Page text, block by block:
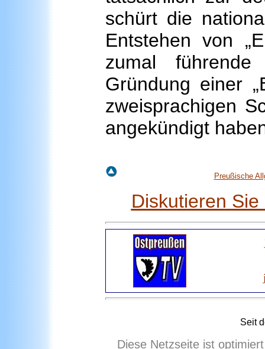
schürt die
Entstehen von
zumal
Gründung einer
zweisprachigen
angekündigt
Preußische
Diskutieren
Seit
Diese Netzseite ist